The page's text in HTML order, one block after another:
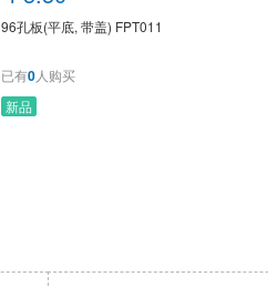
96孔板(平底, 带盖) FPT011
已有0人购买
新品